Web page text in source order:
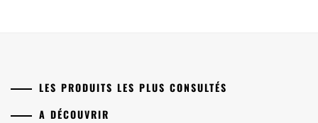
LES PRODUITS LES PLUS CONSULTÉS
A DÉCOUVRIR